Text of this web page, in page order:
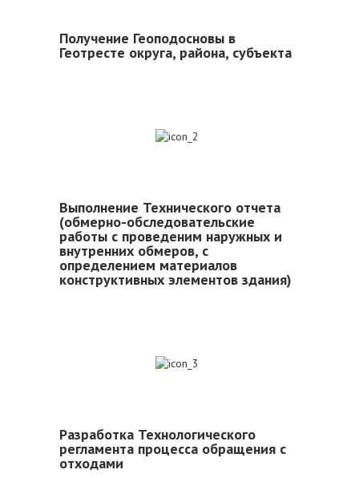
Получение Геоподосновы в
Геотресте округа, района, субъекта
Выполнение Технического отчета
(обмерно-обследовательские
работы с проведеним наружных и
внутренних обмеров, с
определением материалов
конструктивных элементов здания)
Разработка Технологического
регламента процесса обращения с
отходами